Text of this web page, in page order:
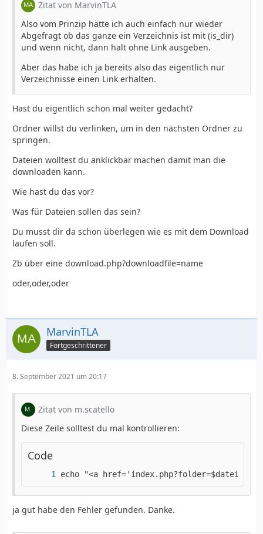
Zitat von MarvinTLA
Also vom Prinzip hätte ich auch einfach nur wieder
Abgefragt ob das ganze ein Verzeichnis ist mit (is_dir)
und wenn nicht, dann halt ohne Link ausgeben.
Aber das habe ich ja bereits also das eigentlich nur
Verzeichnisse einen Link erhalten.
Hast du eigentlich schon mal weiter gedacht?
Ordner willst du verlinken, um in den nächsten Ordner zu
springen.
Dateien wolltest du anklickbar machen damit man die
downloaden kann.
Wie hast du das vor?
Was für Dateien sollen das sein?
Du musst dir da schon überlegen wie es mit dem Download
laufen soll.
Zb über eine download.php?downloadfile=name
oder,oder,oder
MarvinTLA
Fortgeschrittener
8. September 2021 um 20:17
Zitat von m.scatello
Diese Zeile solltest du mal kontrollieren:
Code
echo "<a href='index.php?folder=$datei/
ja gut habe den Fehler gefunden. Danke.